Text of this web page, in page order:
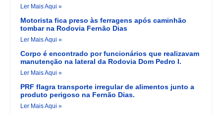
Ler Mais Aqui »
Motorista fica preso às ferragens após caminhão
tombar na Rodovia Fernão Dias
Ler Mais Aqui »
Corpo é encontrado por funcionários que realizavam
manutenção na lateral da Rodovia Dom Pedro I.
Ler Mais Aqui »
PRF flagra transporte irregular de alimentos junto a
produto perigoso na Fernão Dias.
Ler Mais Aqui »